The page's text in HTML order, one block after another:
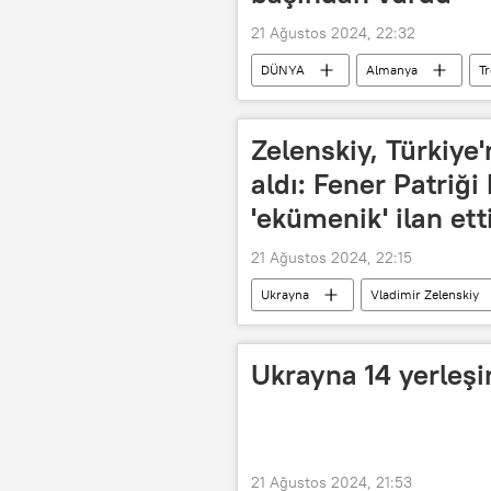
21 Ağustos 2024, 22:32
DÜNYA Almanya
güvenlik kamerası
Cinayet
Zelenskiy,
aldı: Fener
'ekümenik' ilan
21 Ağustos 2024, 22:15
Ukrayna Vladimir Zelenskiy
Fener Rum Patriği Bartholomeos
Bağımsızlık
DÜNYA
Ukrayna 14
21 Ağustos 2024, 21:53